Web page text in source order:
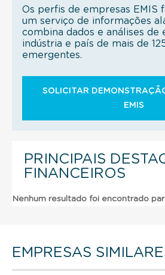
Os perfis de empresas EMIS
um serviço de informações
combina dados e análises de
indústria e país de mais de
emergentes.
SOLICITAR
EMIS
PRINCIPAIS
FINANCEIROS
Nenhum resultado foi encontrado
EMPRESAS